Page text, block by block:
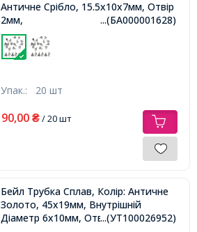
Античне Срібло, 15.5х10х7мм, Отвір
2мм,
...(БА000001628)
Упак.: 20 шт
90,00 ₴/ 20 шт
Бейл Трубка Сплав, Колір: Античне
Золото, 45х19мм, Внутрішній
Діаметр 6х10мм, Отвір 1мм,...(УТ100026952)